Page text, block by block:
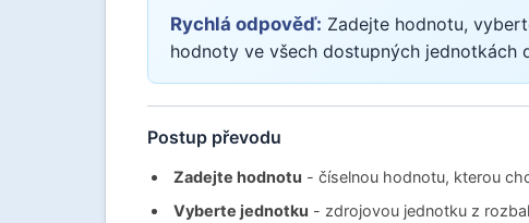
Rychlá odpověď: Zadejte hodnotu,
hodnoty ve všech dostupných jednotkách
Postup převodu
Zadejte hodnotu - číselnou hodnotu, kterou
Vyberte jednotku - zdrojovou jednotku z